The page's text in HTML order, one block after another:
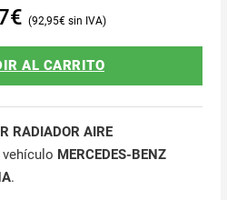
€ 92,95€
AL CARRITO
RADIADOR AIRE
MERCEDES-BENZ
.